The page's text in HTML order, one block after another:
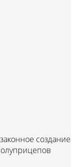
создание